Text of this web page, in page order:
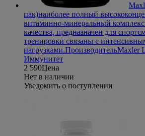
пак)наиболее полный
витаминно-минеральный
качества, предназначен для
тренировки связаны с
нагрузками.ПроизводительMaxler
Иммунитет
2 590Цена
Нет в наличии
Уведомить о поступлении